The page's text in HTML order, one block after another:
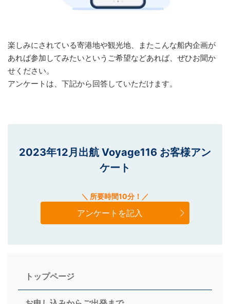
トップページ
楽しみにされている寄港地や観光地、またこんな船内企画が
あれば参加してみたいというご希望などあれば、ぜひお聞か
せください。
アンケートは、下記から回答していただけます。
2023年12月出航 Voyage116 お客様アン
ケート
＼ 所要時間10分！／
アンケートを記入